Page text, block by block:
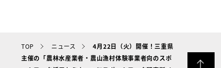
TOP ニュース
4月22日（火）開催！三重県
主催の「農林水産業者・農山漁村体験事業者向のスポ